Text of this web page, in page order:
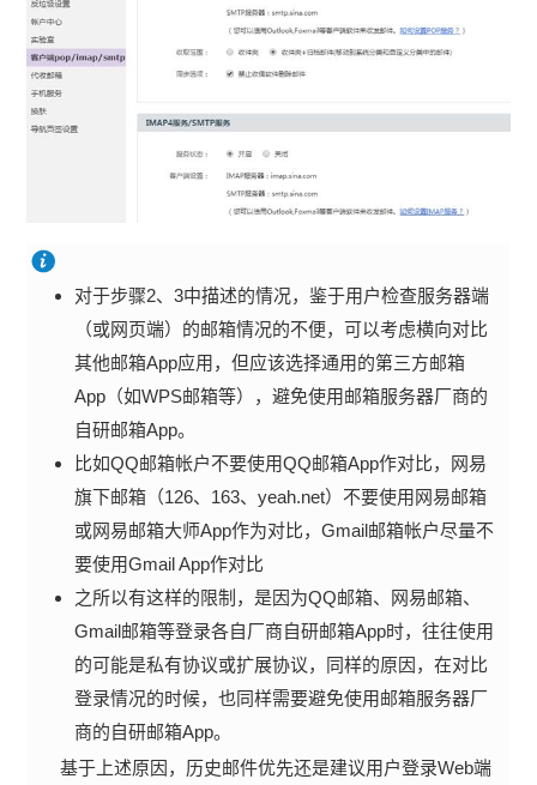
对于步骤2、3中描述的情况，鉴于用户检查服务器端
（或网页端）的邮箱情况的不便，可以考虑横向对比
其他邮箱App应用，但应该选择通用的第三方邮箱
App（如WPS邮箱等），避免使用邮箱服务器厂商的
自研邮箱App。
比如QQ邮箱帐户不要使用QQ邮箱App作对比，网易
旗下邮箱（126、163、yeah.net）不要使用网易邮箱
或网易邮箱大师App作为对比，Gmail邮箱帐户尽量不
要使用Gmail App作对比
之所以有这样的限制，是因为QQ邮箱、网易邮箱、
Gmail邮箱等登录各自厂商自研邮箱App时，往往使用
的可能是私有协议或扩展协议，同样的原因，在对比
登录情况的时候，也同样需要避免使用邮箱服务器厂
商的自研邮箱App。
基于上述原因，历史邮件优先还是建议用户登录Web端